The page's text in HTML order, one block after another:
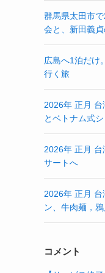
群馬県太田市
会と、新田義
広島へ1泊だけ
行く旅
2026年 正月
とベトナム式
2026年 正月
サートへ
2026年 正月
ン、牛肉麺，
コメント